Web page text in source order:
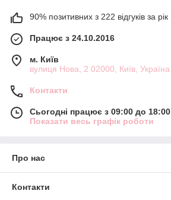
90% позитивних з 222 відгуків за рік
Працює з 24.10.2016
м. Київ
вулиця Нова, 2 02000, Київ, Україна
Контакти
Сьогодні працює з 09:00 до 18:00
Показати весь графік роботи
Про нас
Контакти